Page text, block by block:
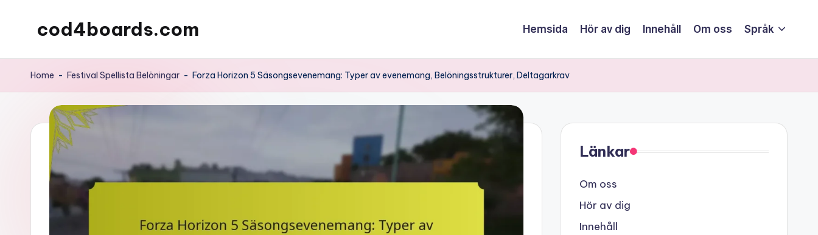
cod4boards.com Hemsida Hör av dig Innehåll Om oss Språk
Home - Festival Spellista Belöningar - Forza Horizon 5 Säsongsevenemang: Typer av evenemang, Belöningsstrukturer, Deltagarkrav
Länkar
Om oss
Hör av dig
Innehåll